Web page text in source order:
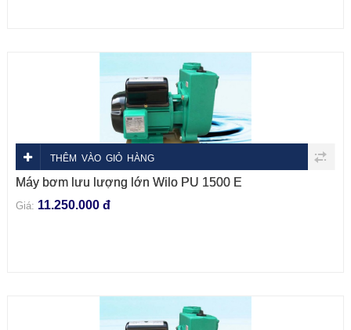
THÊM VÀO GIỎ HÀNG
Máy bơm lưu lượng lớn Wilo PU 1500 E
Giá: 11.250.000 đ